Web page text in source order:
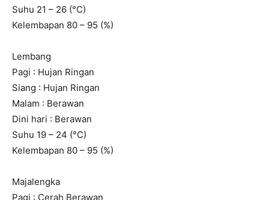
Suhu 21 – 26 (°C)
Kelembapan 80 – 95 (%)
Lembang
Pagi : Hujan Ringan
Siang : Hujan Ringan
Malam : Berawan
Dini hari : Berawan
Suhu 19 – 24 (°C)
Kelembapan 80 – 95 (%)
Majalengka
Pagi : Cerah Berawan